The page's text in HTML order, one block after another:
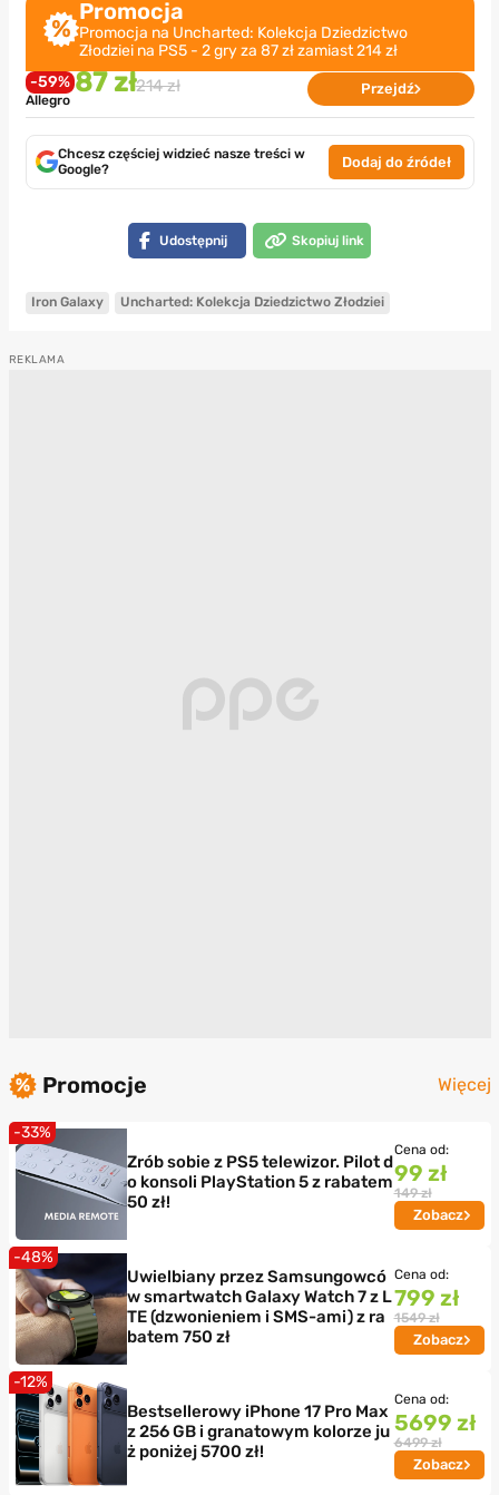
Promocja
Promocja na Uncharted: Kolekcja Dziedzictwo
Złodziei na PS5 - 2 gry za 87 zł zamiast 214 zł
-59% 87 zł214 zł
Allegro
Przejdź
Chcesz częściej widzieć nasze treści w
Google?
Dodaj do źródeł
Udostępnij Skopiuj link
Iron Galaxy Uncharted: Kolekcja Dziedzictwo Złodziei
Promocje Więcej
Zrób sobie z PS5 telewizor. Pilot d
o konsoli PlayStation 5 z rabatem
50 zł!
-33%
Cena od:
99 zł
149 zł
Zobacz
Uwielbiany przez Samsungowcó
w smartwatch Galaxy Watch 7 z L
TE (dzwonieniem i SMS-ami) z ra
batem 750 zł
-48%
Cena od:
799 zł
1549 zł
Zobacz
Bestsellerowy iPhone 17 Pro Max
z 256 GB i granatowym kolorze ju
ż poniżej 5700 zł!
-12%
Cena od:
5699 zł
6499 zł
Zobacz